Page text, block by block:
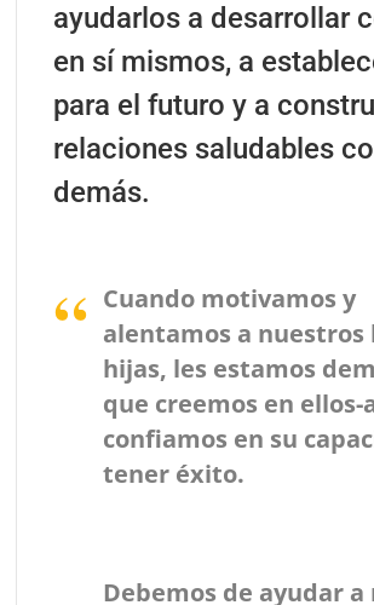
ayudarlos a desarrollar
en sí mismos, a
para el futuro y a
relaciones saludables
demás.
Cuando motivamos y
alentamos a nuestros
hijas, les estamos
que creemos en ellos-
confiamos en su
tener éxito.
Debemos de ayudar